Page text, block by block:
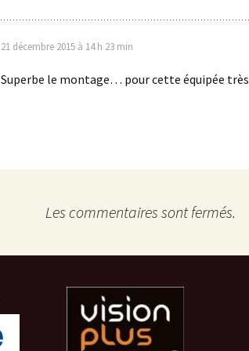
21 décembre 2015 à 14 h 23 min
Superbe le montage… pour cette équipée
Les commentaires sont fermés.